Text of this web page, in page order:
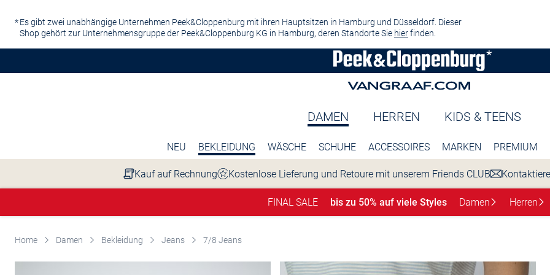
Es gibt zwei unabhängige Unternehmen Peek&Cloppenburg mit ihren Hauptsitzen in Hamburg und Düsseldorf. Dieser
Shop gehört zur Unternehmensgruppe der Peek&Cloppenburg KG in Hamburg, deren Standorte Sie hierfinden.
DAMEN HERREN KIDS & TEENS
NEU BEKLEIDUNG WÄSCHE SCHUHE ACCESSOIRES MARKEN PREMIUM
Kauf auf Rechnung Kostenlose Lieferung und Retoure mit unserem Friends CLUB
FINAL SALE bis zu 50% auf viele Styles Damen Herren
Home Damen Bekleidung Jeans 7/8 Jeans